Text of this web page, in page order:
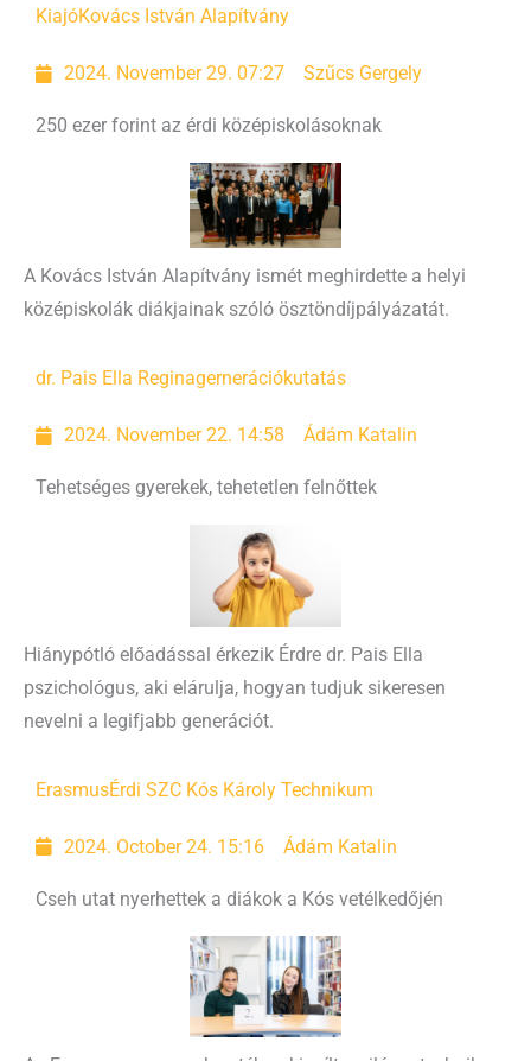
KiajóKovács István Alapítvány
2024. November 29. 07:27 Szűcs Gergely
250 ezer forint az érdi középiskolásoknak
A Kovács István Alapítvány ismét meghirdette a helyi
középiskolák diákjainak szóló ösztöndíjpályázatát.
dr. Pais Ella Reginagernerációkutatás
2024. November 22. 14:58 Ádám Katalin
Tehetséges gyerekek, tehetetlen felnőttek
Hiánypótló előadással érkezik Érdre dr. Pais Ella
pszichológus, aki elárulja, hogyan tudjuk sikeresen
nevelni a legifjabb generációt.
ErasmusÉrdi SZC Kós Károly Technikum
2024. October 24. 15:16 Ádám Katalin
Cseh utat nyerhettek a diákok a Kós vetélkedőjén